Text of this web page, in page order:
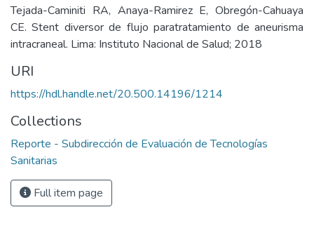
Tejada-Caminiti RA, Anaya-Ramirez E, Obregón-Cahuaya
CE. Stent diversor de flujo paratratamiento de aneurisma
intracraneal. Lima: Instituto Nacional de Salud; 2018
URI
https://hdl.handle.net/20.500.14196/1214
Collections
Reporte - Subdirección de Evaluación de Tecnologías
Sanitarias
Full item page